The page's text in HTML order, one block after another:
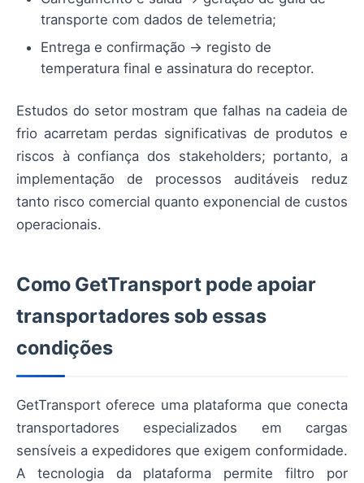
transporte com dados de telemetria;
Entrega e confirmação → registo de
temperatura final e assinatura do receptor.
Estudos do setor mostram que falhas na cadeia de
frio acarretam perdas significativas de produtos e
riscos à confiança dos stakeholders; portanto, a
implementação de processos auditáveis reduz
tanto risco comercial quanto exponencial de custos
operacionais.
Como GetTransport pode apoiar
transportadores sob essas
condições
GetTransport oferece uma plataforma que conecta
transportadores especializados em cargas
sensíveis a expedidores que exigem conformidade.
A tecnologia da plataforma permite filtro por